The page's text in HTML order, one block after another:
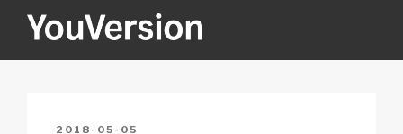
YOUVERSION
POSTED
2018-05-05